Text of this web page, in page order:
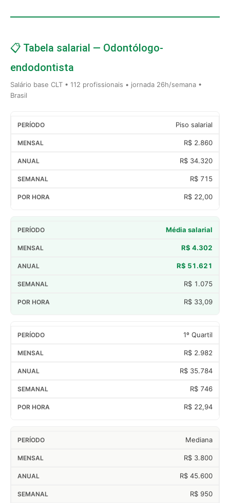
📋 Tabela salarial — Odontólogo-
endodontista
Salário base CLT • 112 profissionais • jornada 26h/semana •
Brasil
Piso salarial
R$ 2.860
R$ 34.320
R$ 715
R$ 22,00
Média salarial
R$ 4.302
R$ 51.621
R$ 1.075
R$ 33,09
1º Quartil
R$ 2.982
R$ 35.784
R$ 746
R$ 22,94
Mediana
R$ 3.800
R$ 45.600
R$ 950